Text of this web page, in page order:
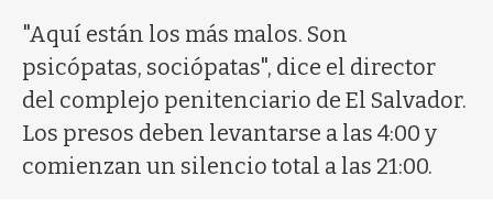
"Aquí están los más malos. Son
psicópatas, sociópatas", dice el director
del complejo penitenciario de El Salvador.
Los presos deben levantarse a las 4:00 y
comienzan un silencio total a las 21:00.